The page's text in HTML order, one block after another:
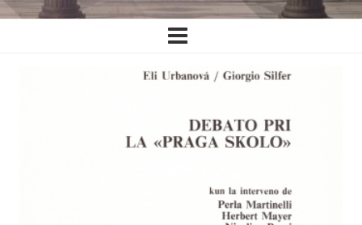
Ĉefa
navigado